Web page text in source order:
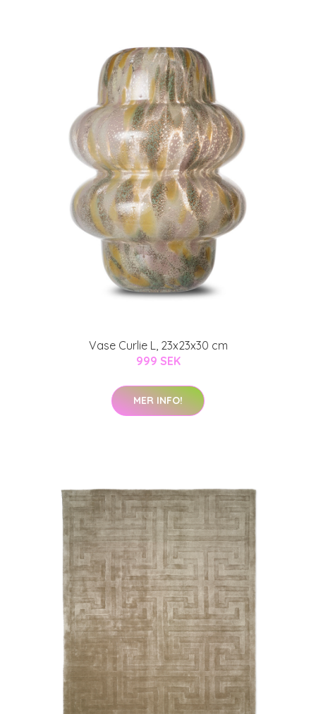
Vase Curlie L, 23x23x30 cm
999 SEK
MER INFO!